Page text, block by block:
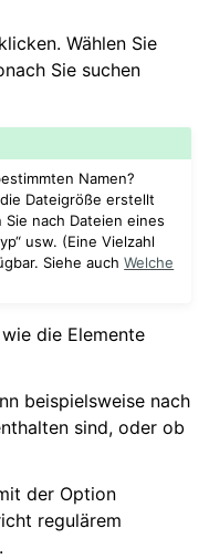
Wählen Sie
Sie suchen
Namen?
Dateigröße erstellt
Sie nach Dateien eines
usw. (Eine Vielzahl
Siehe auchWelche
die Elemente
beispielsweise nach
sind, oder ob
der Option
regulärem